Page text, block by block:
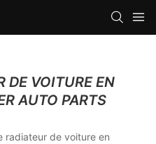
DE VOITURE EN
AUTO PARTS
radiateur de voiture en